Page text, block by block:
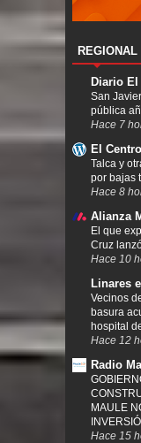
REGIONAL
Diario
San
pública
Hace 7
El
Talca y
por bajas
Hace 8
Alianza
El que
Cruz
Hace 10
Linares
Vecinos
basura
hospital
Hace 12
Radio
MAULE
Hace 15